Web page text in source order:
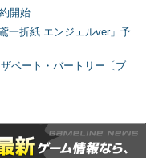
開始
一折紙 エンジェルver」予
ベート・バートリー〔ブ